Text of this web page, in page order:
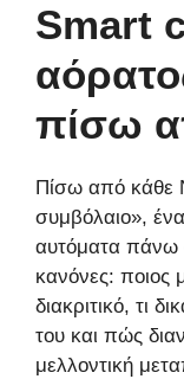
Smart
πίσω
Πίσω από κάθε
συμβόλαιο»,
αυτόματα πάνω
κανόνες: ποιος
διακριτικό, τι
του και πώς
μελλοντική